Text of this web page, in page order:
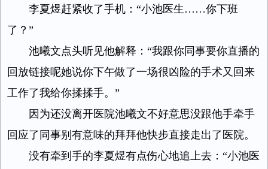
李夏煜赶紧收了手机：“小池医生……你下班
了？”
池曦文点头听见他解释：“我跟你同事要你直播的
回放链接呢她说你下午做了一场很凶险的手术又回来
工作了我给你揉揉手。”
因为还没离开医院池曦文不好意思没跟他手牵手
回应了同事别有意味的拜拜他快步直接走出了医院。
没有牵到手的李夏煜有点伤心地追上去：“小池医